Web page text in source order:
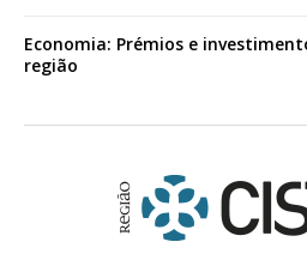
Economia: Prémios e
região